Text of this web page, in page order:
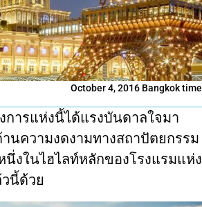
October 4, 2016 Bangkok time
การแห่งนี้ได้แรงบันดาลใจมา
นความงดงามทางสถาปัตยกรรม
นึ่งในไฮไลท์หลักของโรงแรมแห่ง
นี้ด้วย